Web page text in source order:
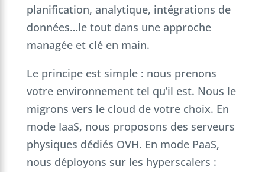
planification, analytique, intégrations de
données…le tout dans une approche
managée et clé en main.
Le principe est simple : nous prenons
votre environnement tel qu’il est. Nous le
migrons vers le cloud de votre choix. En
mode IaaS, nous proposons des serveurs
physiques dédiés OVH. En mode PaaS,
nous déployons sur les hyperscalers :